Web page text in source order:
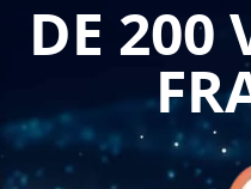
imprévisibles des
stress chronique et
débordement qui affecte
professionnelle et l'équilibre
La formation optimiser
DE 200